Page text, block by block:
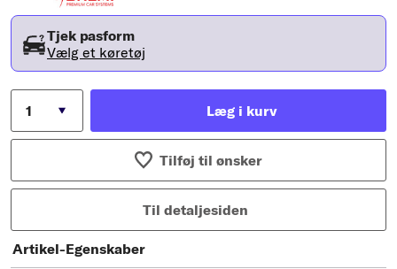
Tjek pasform
Vælg et køretøj
Læg i kurv
Tilføj til ønsker
Til detaljesiden
Artikel-Egenskaber